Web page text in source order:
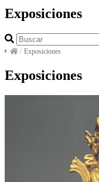
Exposiciones
/ Exposiciones
Exposiciones